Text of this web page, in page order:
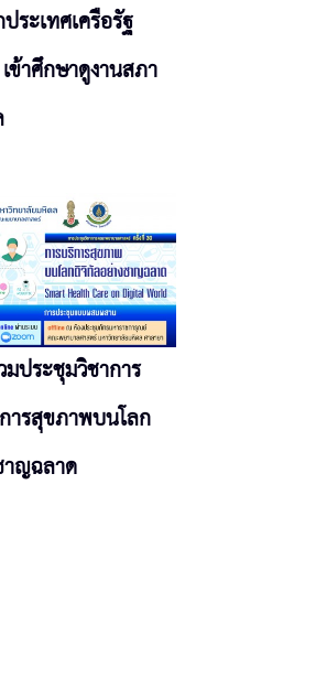
ระเทศเครือรัฐ
ข้าศึกษาดูงานสภา
มประชุมวิชาการ
ารสุขภาพบนโลก
ญฉลาด